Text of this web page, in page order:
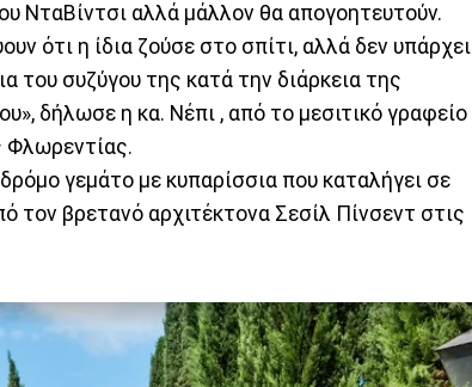
ΝταΒίντσι αλλά μάλλον θα απογοητευτούν.
ότι η ίδια ζούσε στο σπίτι, αλλά δεν υπάρχει
του συζύγου της κατά την διάρκεια της
δήλωσε η κα. Νέπι , από το μεσιτικό γραφείο
Φλωρεντίας.
γεμάτο με κυπαρίσσια που καταλήγει σε
τον βρετανό αρχιτέκτονα Σεσίλ Πίνσεντ στις